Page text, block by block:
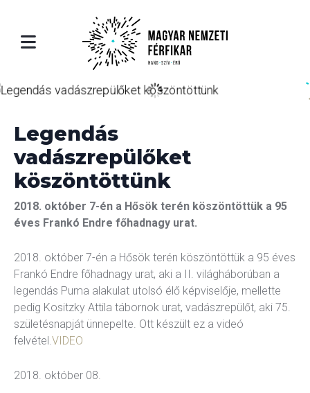
története
Richárd - karigazgató
Repertoár
Diszkográfia
Legendás
vadászrepülőket
köszöntöttünk
2018. október 7-én a Hősök terén köszöntöttük a 95
éves Frankó Endre főhadnagy urat.
2018. október 7-én a Hősök terén köszöntöttük a 95 éves
Frankó Endre főhadnagy urat, aki a II. világháborúban a
legendás Puma alakulat utolsó élő képviselője, mellette
pedig Kositzky Attila tábornok urat, vadászrepülőt, aki 75.
születésnapját ünnepelte. Ott készült ez a videó
felvétel.VIDEO
2018. október 08.